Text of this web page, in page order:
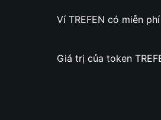
Ví TREFEN có miễn
Giá trị của token